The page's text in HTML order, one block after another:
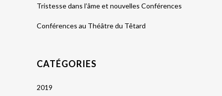
Tristesse dans l’âme et nouvelles Conférences
Conférences au Théâtre du Têtard
CATÉGORIES
2019